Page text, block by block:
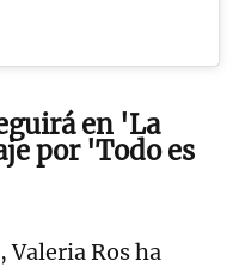
en 'La
por 'Todo es
Valeria Ros ha